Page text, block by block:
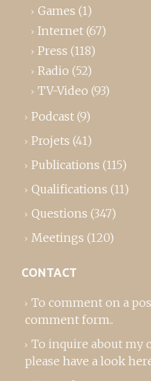
Games (1)
Internet (67)
Press (118)
Radio (52)
TV-Video (93)
Podcast (9)
Projets (41)
Publications (115)
Qualifications (11)
Questions (347)
Meetings (120)
CONTACT
To comment on a
comment form..
To inquire about my
please have a look